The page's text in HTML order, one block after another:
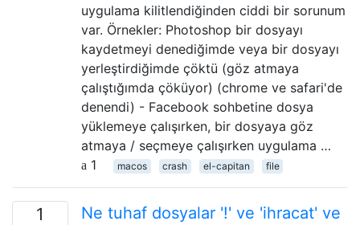
uygulama kilitlendiğinden ciddi bir sorunum
var. Örnekler: Photoshop bir dosyayı
kaydetmeyi denediğimde veya bir dosyayı
yerleştirdiğimde çöktü (göz atmaya
çalıştığımda çöküyor) (chrome ve safari'de
denendi) - Facebook sohbetine dosya
yüklemeye çalışırken, bir dosyaya göz
atmaya / seçmeye çalışırken uygulama …
1
macos crash el-capitan file
1
Ne tuhaf dosyalar '!' ve 'ihracat' ve